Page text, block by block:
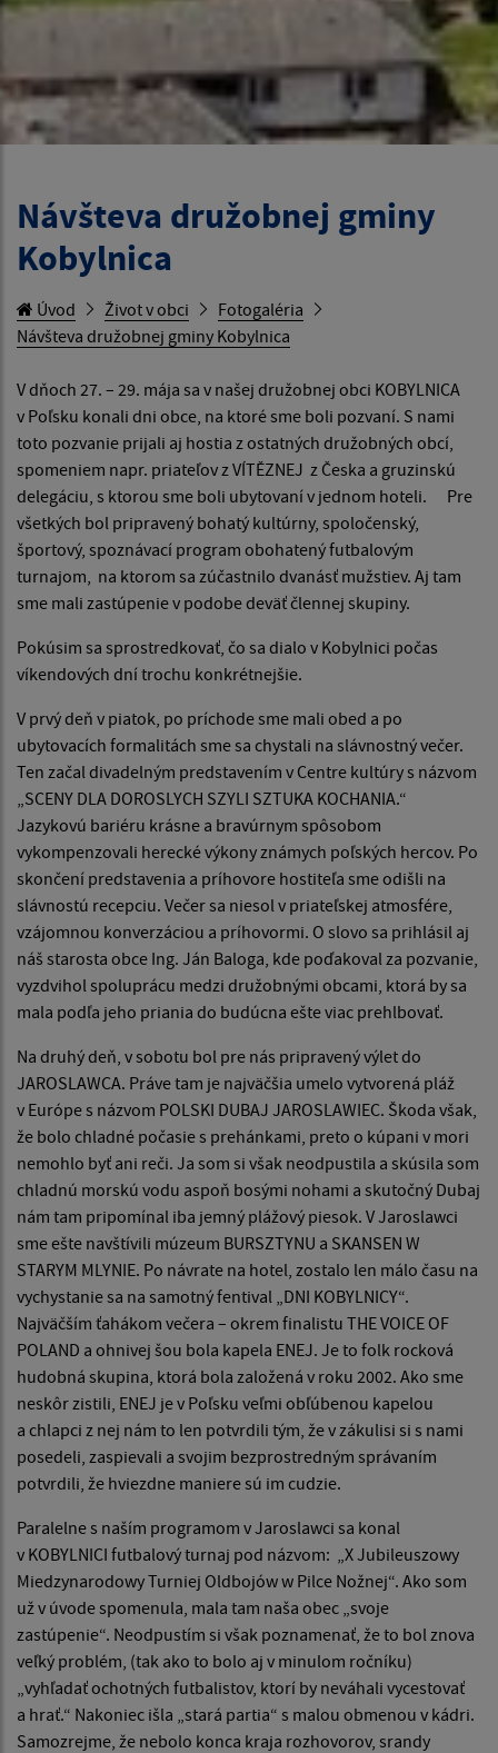
Návšteva družobnej gminy
Kobylnica
Úvod Život v obci
Fotogaléria
Návšteva družobnej gminy Kobylnica
V dňoch 27. – 29. mája sa v našej družobnej obci KOBYLNICA
v Poľsku konali dni obce, na ktoré sme boli pozvaní. S nami
toto pozvanie prijali aj hostia z ostatných družobných obcí,
spomeniem napr. priateľov z VÍTĚZNEJ z Česka a gruzinskú
delegáciu, s ktorou sme boli ubytovaní v jednom hoteli. Pre
všetkých bol pripravený bohatý kultúrny, spoločenský,
športový, spoznávací program obohatený futbalovým
turnajom, na ktorom sa zúčastnilo dvanásť mužstiev. Aj tam
sme mali zastúpenie v podobe deväť člennej skupiny.
Pokúsim sa sprostredkovať, čo sa dialo v Kobylnici počas
víkendových dní trochu konkrétnejšie.
V prvý deň v piatok, po príchode sme mali obed a po
ubytovacích formalitách sme sa chystali na slávnostný večer.
Ten začal divadelným predstavením v Centre kultúry s názvom
„SCENY DLA DOROSLYCH SZYLI SZTUKA KOCHANIA.“
Jazykovú bariéru krásne a bravúrnym spôsobom
vykompenzovali herecké výkony známych poľských hercov. Po
skončení predstavenia a príhovore hostiteľa sme odišli na
slávnostú recepciu. Večer sa niesol v priateľskej atmosfére,
vzájomnou konverzáciou a príhovormi. O slovo sa prihlásil aj
náš starosta obce Ing. Ján Baloga, kde poďakoval za pozvanie,
vyzdvihol spoluprácu medzi družobnými obcami, ktorá by sa
mala podľa jeho priania do budúcna ešte viac prehlbovať.
Na druhý deň, v sobotu bol pre nás pripravený výlet do
JAROSLAWCA. Práve tam je najväčšia umelo vytvorená pláž
v Európe s názvom POLSKI DUBAJ JAROSLAWIEC. Škoda však,
že bolo chladné počasie s prehánkami, preto o kúpani v mori
nemohlo byť ani reči. Ja som si však neodpustila a skúsila som
chladnú morskú vodu aspoň bosými nohami a skutočný Dubaj
nám tam pripomínal iba jemný plážový piesok. V Jaroslawci
sme ešte navštívili múzeum BURSZTYNU a SKANSEN W
STARYM MLYNIE. Po návrate na hotel, zostalo len málo času na
vychystanie sa na samotný fentival „DNI KOBYLNICY“.
Najväčším ťahákom večera – okrem finalistu THE VOICE OF
POLAND a ohnivej šou bola kapela ENEJ. Je to folk rocková
hudobná skupina, ktorá bola založená v roku 2002. Ako sme
neskôr zistili, ENEJ je v Poľsku veľmi obľúbenou kapelou
a chlapci z nej nám to len potvrdili tým, že v zákulisi si s nami
posedeli, zaspievali a svojim bezprostredným správaním
potvrdili, že hviezdne maniere sú im cudzie.
Paralelne s naším programom v Jaroslawci sa konal
v KOBYLNICI futbalový turnaj pod názvom: „X Jubileuszowy
Miedzynarodowy Turniej Oldbojów w Pilce Nožnej“. Ako som
už v úvode spomenula, mala tam naša obec „svoje
zastúpenie“. Neodpustím si však poznamenať, že to bol znova
veľký problém, (tak ako to bolo aj v minulom ročníku)
„vyhľadať ochotných futbalistov, ktorí by neváhali vycestovať
a hrať.“ Nakoniec išla „stará partia“ s malou obmenou v kádri.
Samozrejme, že nebolo konca kraja rozhovorov, srandy